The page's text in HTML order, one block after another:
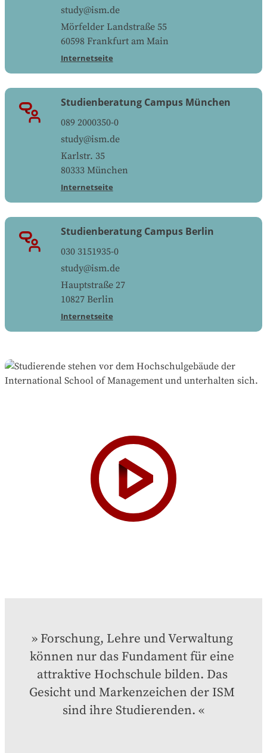
study@ism.de
Mörfelder Landstraße 55
60598 Frankfurt am Main
Internetseite
Studienberatung Campus München
089 2000350-0
study@ism.de
Karlstr. 35
80333 München
Internetseite
Studienberatung Campus Berlin
030 3151935-0
study@ism.de
Hauptstraße 27
10827 Berlin
Internetseite
Forschung, Lehre und Verwaltung
können nur das Fundament für eine
attraktive Hochschule bilden. Das
Gesicht und Markenzeichen der ISM
sind ihre Studierenden.